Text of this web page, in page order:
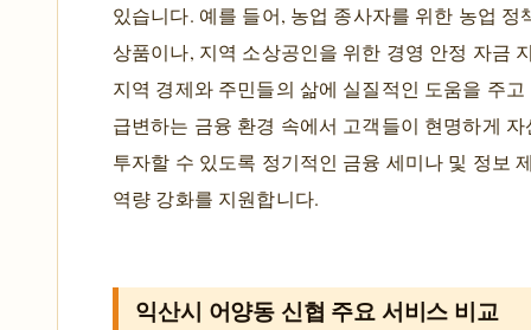
있습니다. 예를 들어, 농업 종사자를 위한 농업 정
상품이나, 지역 소상공인을 위한 경영 안정 자금
지역 경제와 주민들의 삶에 실질적인 도움을 주
급변하는 금융 환경 속에서 고객들이 현명하게
투자할 수 있도록 정기적인 금융 세미나 및 정보
역량 강화를 지원합니다.
익산시 어양동 신협 주요 서비스 비교